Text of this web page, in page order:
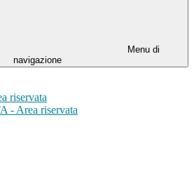
Menu di
navigazione
riservata
- Area riservata